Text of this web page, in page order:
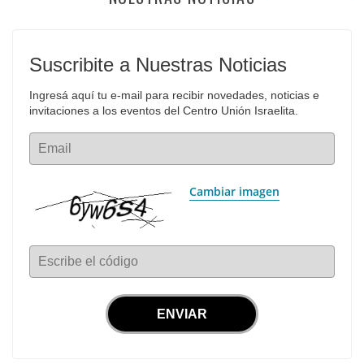
Suscribite a Nuestras Noticias
Ingresá aquí tu e-mail para recibir novedades, noticias e
invitaciones a los eventos del Centro Unión Israelita.
Email
Cambiar imagen
Escribe el código